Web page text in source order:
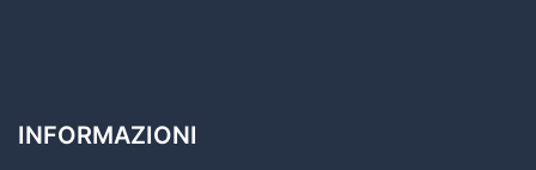
INFORMAZIONI